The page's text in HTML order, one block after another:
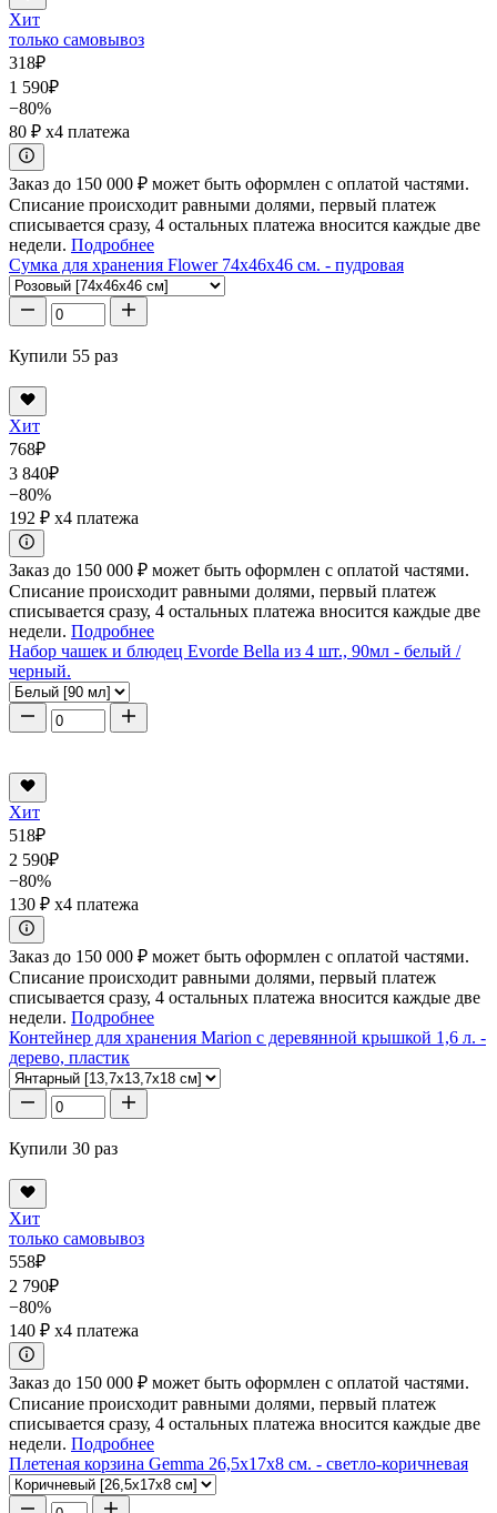
Хит
только самовывоз
318₽
1 590₽
−80%
80 ₽ x4 платежа
Заказ до 150 000 ₽ может быть оформлен с оплатой частями.
Списание происходит равными долями, первый платеж
списывается сразу, 4 остальных платежа вносится каждые две
недели. Подробнее
Сумка для хранения Flower 74x46x46 см. - пудровая
Купили 55 раз
Хит
768₽
3 840₽
−80%
192 ₽ x4 платежа
Заказ до 150 000 ₽ может быть оформлен с оплатой частями.
Списание происходит равными долями, первый платеж
списывается сразу, 4 остальных платежа вносится каждые две
недели. Подробнее
Набор чашек и блюдец Evorde Bella из 4 шт., 90мл - белый /
черный.
Хит
518₽
2 590₽
−80%
130 ₽ x4 платежа
Заказ до 150 000 ₽ может быть оформлен с оплатой частями.
Списание происходит равными долями, первый платеж
списывается сразу, 4 остальных платежа вносится каждые две
недели. Подробнее
Контейнер для хранения Marion с деревянной крышкой 1,6 л. -
дерево, пластик
Купили 30 раз
Хит
только самовывоз
558₽
2 790₽
−80%
140 ₽ x4 платежа
Заказ до 150 000 ₽ может быть оформлен с оплатой частями.
Списание происходит равными долями, первый платеж
списывается сразу, 4 остальных платежа вносится каждые две
недели. Подробнее
Плетеная корзина Gemma 26,5x17x8 см. - светло-коричневая